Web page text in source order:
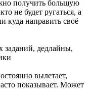
получить большую
не будет ругаться, а
куда направить своё
заданий, дедлайны,
вылетает,
показывает. Может